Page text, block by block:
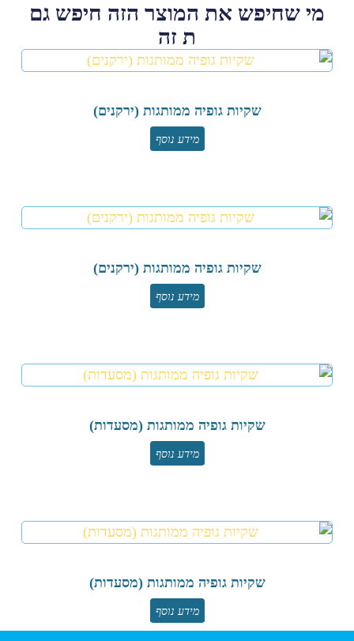
את המוצר הזה חיפש גם
שקיות גופיה ממותגות (ירקנים)
שקיות גופיה ממותגות (ירקנים)
שקיות גופיה ממותגות (מסעדות)
שקיות גופיה ממותגות (מסעדות)